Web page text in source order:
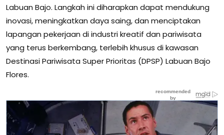
Labuan Bajo. Langkah ini diharapkan dapat mendukung
inovasi, meningkatkan daya saing, dan menciptakan
lapangan pekerjaan di industri kreatif dan pariwisata
yang terus berkembang, terlebih khusus di kawasan
Destinasi Pariwisata Super Prioritas (DPSP) Labuan Bajo
Flores.